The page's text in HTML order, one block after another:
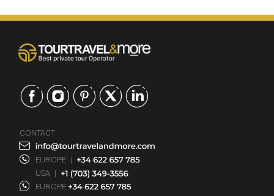
CONTACT
EUROPE |
USA |
EUROPE